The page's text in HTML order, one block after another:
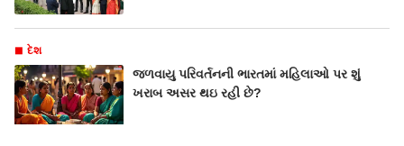
દેશ
જળવાયુ પરિવર્તનની ભારતમાં મહિલાઓ પર શું
ખરાબ અસર થઇ રહી છે?